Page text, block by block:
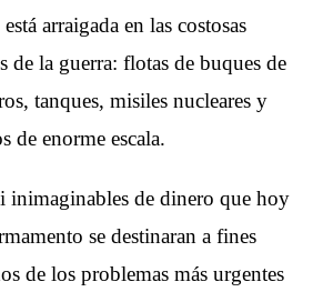
arraigada en las costosas
de la guerra: flotas de buques de
tanques, misiles nucleares y
de enorme escala.
inimaginables de dinero que hoy
se destinaran a fines
de los problemas más urgentes